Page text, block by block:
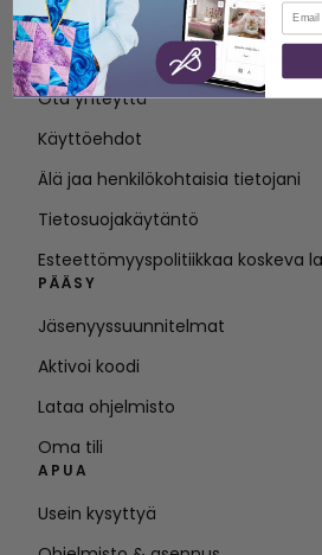
MEISTÄ
Tietoja SVP Worldwide -yrityksestä
Ota yhteyttä
Käyttöehdot
Älä jaa henkilökohtaisia tietojani
Tietosuojakäytäntö
Esteettömyyspolitiikkaa koskeva
PÄÄSY
Jäsenyyssuunnitelmat
Aktivoi koodi
Lataa ohjelmisto
Oma tili
APUA
Usein kysyttyä